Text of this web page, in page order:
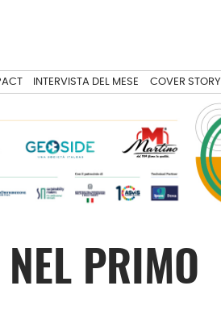
INTERVISTA DEL MESE COVER STORY
PRIMO